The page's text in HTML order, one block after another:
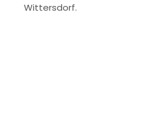
Wittersdorf.